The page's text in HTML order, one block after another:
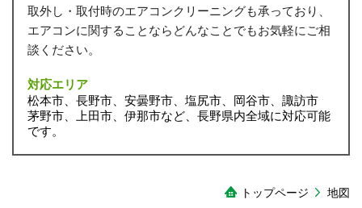
取外し・取付時のエアコンクリーニングも承っており、
エアコンに関することならどんなことでもお気軽にご相
談ください。
対応エリア
松本市、長野市、安曇野市、塩尻市、岡谷市、諏訪市
茅野市、上田市、伊那市など、長野県内全域に対応可能
です。
トップページ 地図